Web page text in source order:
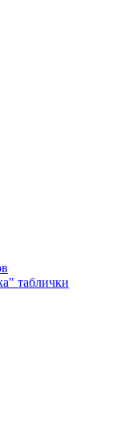
таблички